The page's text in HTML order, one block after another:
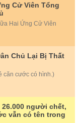
Cử Viên Tổng
Hai Ứng Cử Viên
Chủ Lại Bị Thất
căn cước có hình.)
người chết,
vẫn có tên trong